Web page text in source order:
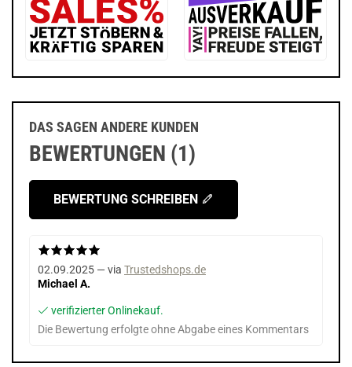
DAS SAGEN ANDERE KUNDEN
BEWERTUNGEN (1)
BEWERTUNG SCHREIBEN
02.09.2025 — via Trustedshops.de
Michael A.
verifizierter Onlinekauf.
Die Bewertung erfolgte ohne Abgabe eines Kommentars